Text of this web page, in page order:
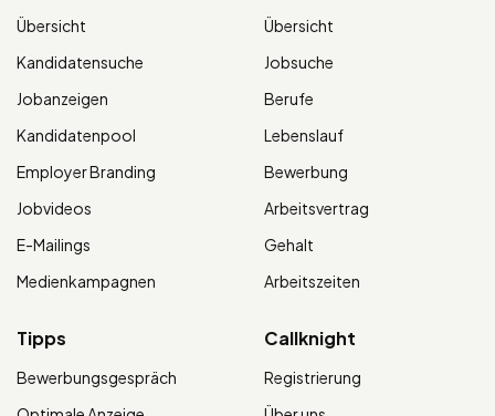
Übersicht
Kandidatensuche
Jobanzeigen
Kandidatenpool
Employer Branding
Jobvideos
E-Mailings
Medienkampagnen
Übersicht
Jobsuche
Berufe
Lebenslauf
Bewerbung
Arbeitsvertrag
Gehalt
Arbeitszeiten
Tipps
Bewerbungsgespräch
Callknight
Registrierung